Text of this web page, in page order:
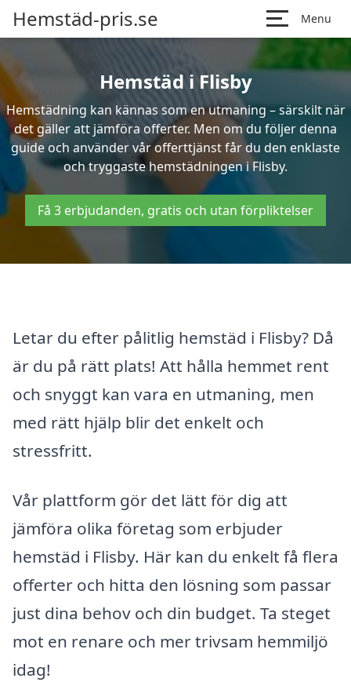
Hemstäd-pris.se Menu
Hemstäd i Flisby
Hemstädning kan kännas som en utmaning – särskilt när
det gäller att jämföra offerter. Men om du följer denna
guide och använder vår offerttjänst får du den enklaste
och tryggaste hemstädningen i Flisby.
Få 3 erbjudanden, gratis och utan förpliktelser
Letar du efter pålitlig hemstäd i Flisby? Då
är du på rätt plats! Att hålla hemmet rent
och snyggt kan vara en utmaning, men
med rätt hjälp blir det enkelt och
stressfritt.
Vår plattform gör det lätt för dig att
jämföra olika företag som erbjuder
hemstäd i Flisby. Här kan du enkelt få flera
offerter och hitta den lösning som passar
just dina behov och din budget. Ta steget
mot en renare och mer trivsam hemmiljö
idag!